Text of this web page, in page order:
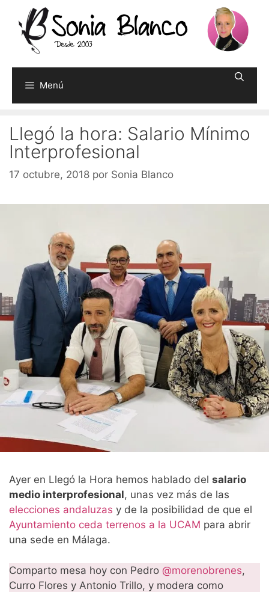
contenido
Menú
Llegó la hora: Salario Mínimo
Interprofesional
17 octubre, 2018 por Sonia Blanco
Ayer en Llegó la Hora hemos hablado del salario
medio interprofesional, unas vez más de las
elecciones andaluzas y de la posibilidad de que el
Ayuntamiento ceda terrenos a la UCAM para abrir
una sede en Málaga.
Comparto mesa hoy con Pedro @morenobrenes,
Curro Flores y Antonio Trillo, y modera como